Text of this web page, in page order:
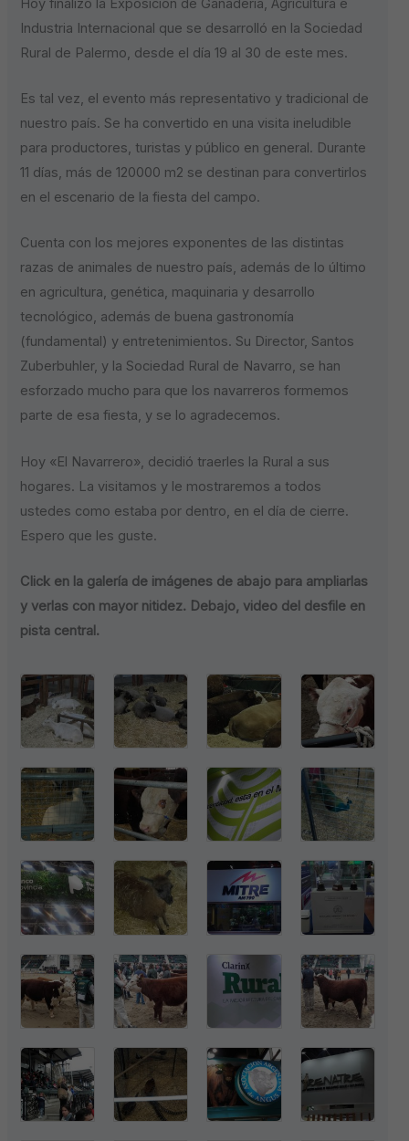
Hoy finalizó la Exposición de Ganadería, Agricultura e
Industria Internacional que se desarrolló en la Sociedad
Rural de Palermo, desde el día 19 al 30 de este mes.
Es tal vez, el evento más representativo y tradicional de
nuestro país. Se ha convertido en una visita ineludible
para productores, turistas y público en general. Durante
11 días, más de 120000 m2 se destinan para convertirlos
en el escenario de la fiesta del campo.
Cuenta con los mejores exponentes de las distintas
razas de animales de nuestro país, además de lo último
en agricultura, genética, maquinaria y desarrollo
tecnológico, además de buena gastronomía
(fundamental) y entretenimientos. Su Director, Santos
Zuberbuhler, y la Sociedad Rural de Navarro, se han
esforzado mucho para que los navarreros formemos
parte de esa fiesta, y se lo agradecemos.
Hoy «El Navarrero», decidió traerles la Rural a sus
hogares. La visitamos y le mostraremos a todos
ustedes como estaba por dentro, en el día de cierre.
Espero que les guste.
Click en la galería de imágenes de abajo para ampliarlas
y verlas con mayor nitidez. Debajo, video del desfile en
pista central.